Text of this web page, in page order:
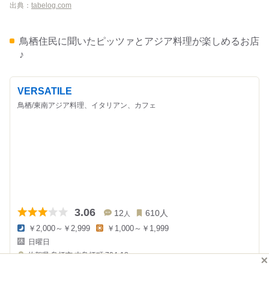
出典： tabelog.com
鳥栖住民に聞いたピッツァとアジア料理が楽しめるお店
♪
VERSATILE
鳥栖/東南アジア料理、イタリアン、カフェ
3.06 12 人 610人
夜
の
金
￥2,000～￥2,999
金
￥1,000～￥1,999
日曜日
佐賀県鳥栖市 本鳥栖町 704-12